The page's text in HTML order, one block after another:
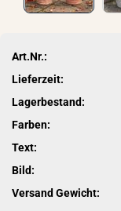
Art.Nr.:
Lieferzeit:
Lagerbestand:
Farben:
Text:
Bild:
Versand Gewicht: